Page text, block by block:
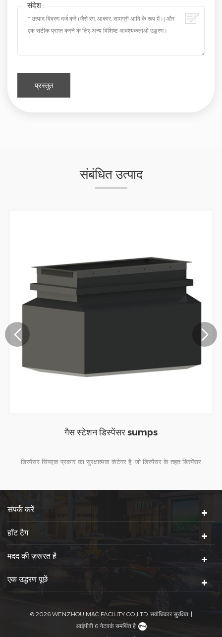
संदेश :
संबंधित उत्पाद
डी 400 / सी 250 भारी शुल्क समग्र मैनहोल कवर और फ्रेम के
350 मिमी से स्पष्ट उद्घाटन करने के लिए 900 मिमी एफआरपी मैनहोल कवर के
कई वर्षों के लिए हमारे वफादार ग्राहक हैं। विदेश में, यूके, यूएसए, ऑस्ट्रेलिया,
केन्या, युगांडा, सिंगापुर, मलेशिया और अन्य देश अपने कवर का उपयोग कर रहे हैं।
संपर्क करें
हॉट टैग
मदद की ज़रूरत है
एक उद्धरण पूछें
© 2026 WENZHOU M&C FACILITY CO.,LTD. सर्वाधिकार सुरक्षित. |
आईपीवी 6 नेटवर्क समर्थित है